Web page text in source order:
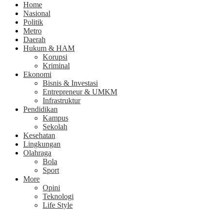
Home
Nasional
Politik
Metro
Daerah
Hukum & HAM
Korupsi
Kriminal
Ekonomi
Bisnis & Investasi
Entrepreneur & UMKM
Infrastruktur
Pendidikan
Kampus
Sekolah
Kesehatan
Lingkungan
Olahraga
Bola
Sport
More
Opini
Teknologi
Life Style